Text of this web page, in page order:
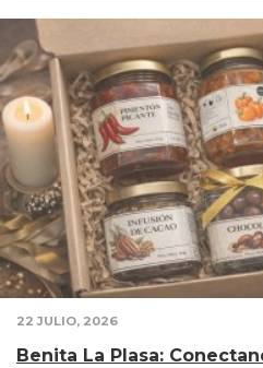
22 JULIO, 2026
Benita La Plasa: